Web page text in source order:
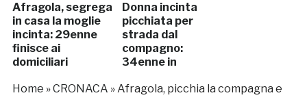
Afragola, segrega
in casa la moglie
incinta: 29enne
finisce ai
domiciliari
Donna incinta
picchiata per
strada dal
compagno:
34enne in
Home »CRONACA »Afragola, picchia la compagna e